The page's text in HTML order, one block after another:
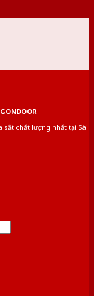
sắt chất lượng nhất tại Sài